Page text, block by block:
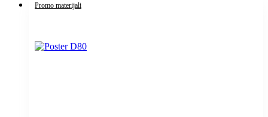
Promo materijali